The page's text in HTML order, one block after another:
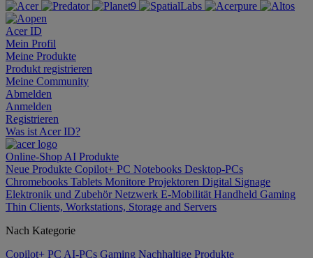
Acer ID
Mein Profil
Meine Produkte
Produkt registrieren
Meine Community
Abmelden
Anmelden
Registrieren
Was ist Acer ID?
Online-Shop AI Produkte
Neue Produkte Copilot+ PC Notebooks Desktop-PCs
Chromebooks Tablets Monitore Projektoren Digital Signage
Elektronik und ZubehörNetzwerk E-Mobilität Handheld Gaming
Thin Clients, Workstations, Storage and Servers
Nach Kategorie
Copilot+ PC AI-PCs Gaming Nachhaltige Produkte